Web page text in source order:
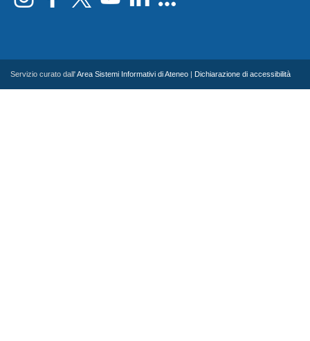
Servizio curato dall'Area Sistemi Informativi di Ateneo Dichiarazione di accessibilità